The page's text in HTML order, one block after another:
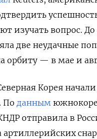
изучать вопрос. До
две неудачные
орбиту — в мае и
Корея
По данным
отправила в